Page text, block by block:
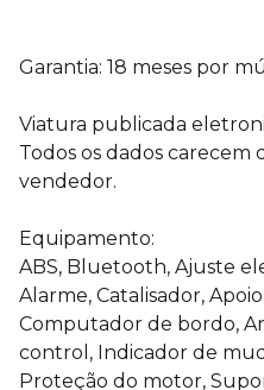
Garantia: 18 meses por
Viatura publicada
Todos os dados
vendedor.
Equipamento:
ABS, Bluetooth, Ajuste
Alarme, Catalisador,
Computador de bordo,
control, Indicador de
Proteção do motor,